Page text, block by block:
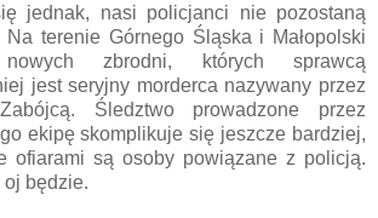
jednak, nasi policjanci nie pozostaną
Na terenie Górnego Śląska i Małopolski
zbrodni, których sprawcą
jest seryjny morderca nazywany przez
Śledztwo prowadzone przez
ekipę skomplikuje się jeszcze bardziej,
ofiarami są osoby powiązane z policją.
oj będzie.